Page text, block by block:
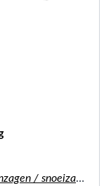
Snoeischaren / takkenscharen / takkenzagen / snoeizagen